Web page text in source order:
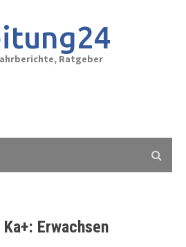
Ratgeber
Erwachsen